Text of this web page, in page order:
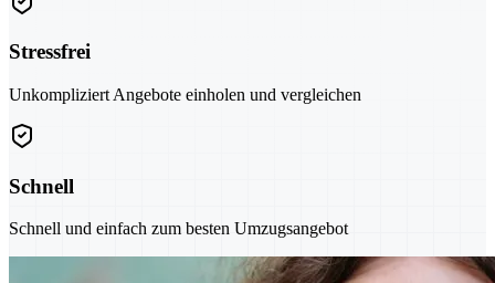
Stressfrei
Unkompliziert Angebote einholen und vergleichen
Schnell
Schnell und einfach zum besten Umzugsangebot